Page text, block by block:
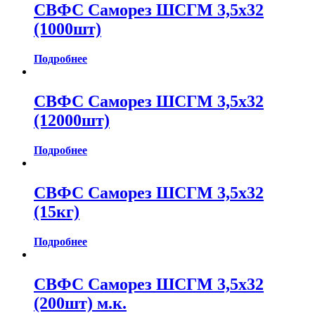
СВФС Саморез ШСГМ 3,5х32
(1000шт)
Подробнее
СВФС Саморез ШСГМ 3,5х32
(12000шт)
Подробнее
СВФС Саморез ШСГМ 3,5х32
(15кг)
Подробнее
СВФС Саморез ШСГМ 3,5х32
(200шт) м.к.